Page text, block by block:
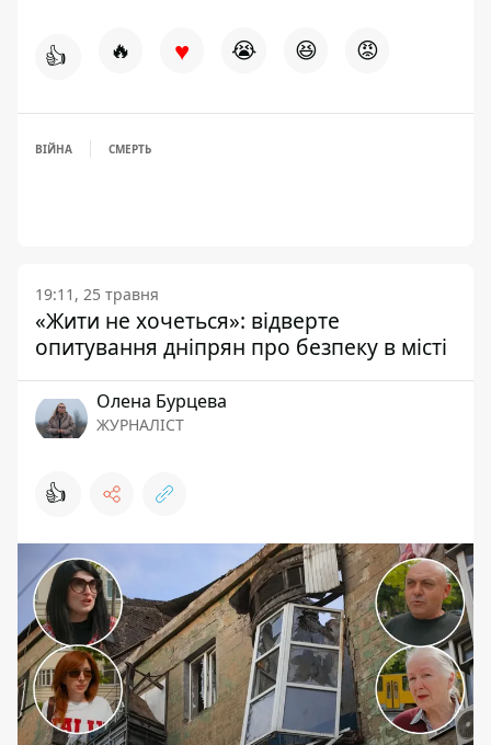
👍 🔥 ♥ 😭 😆 😡
ВІЙНА СМЕРТЬ
19:11, 25 травня
«Жити не хочеться»: відверте
опитування дніпрян про безпеку в місті
Олена Бурцева
ЖУРНАЛІСТ
👍